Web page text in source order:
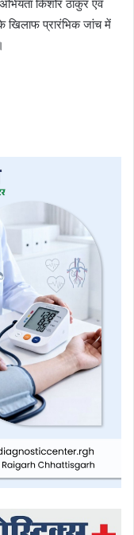
किशोर ठाकुर एवं
खिलाफ प्रारंभिक जांच में